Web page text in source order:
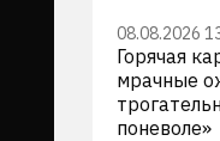
08.08.2026
Горячая
мрачные
поневоле»